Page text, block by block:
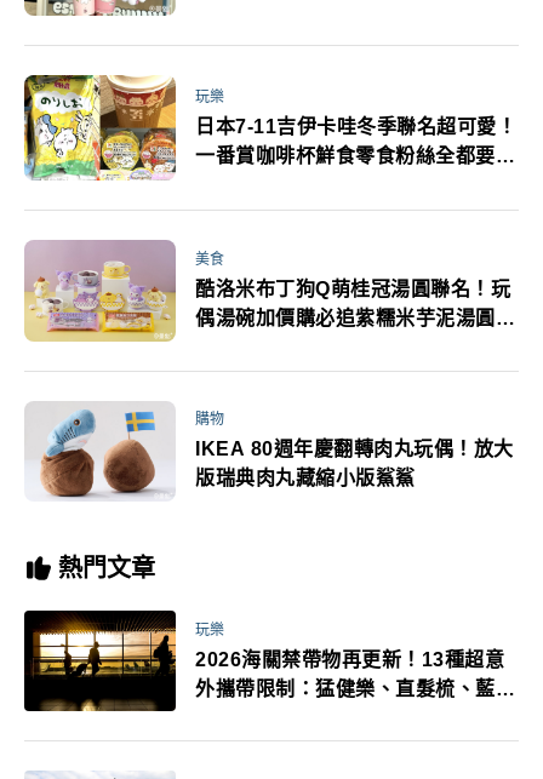
玩樂
日本7-11吉伊卡哇冬季聯名超可愛！
一番賞咖啡杯鮮食零食粉絲全都要收
美食
酷洛米布丁狗Q萌桂冠湯圓聯名！玩
偶湯碗加價購必追紫糯米芋泥湯圓阿
購物
IKEA 80週年慶翻轉肉丸玩偶！放大
版瑞典肉丸藏縮小版鯊鯊
熱門文章
玩樂
2026海關禁帶物再更新！13種超意
外攜帶限制：猛健樂、直髮梳、藍牙
萬！注意事項一次看！